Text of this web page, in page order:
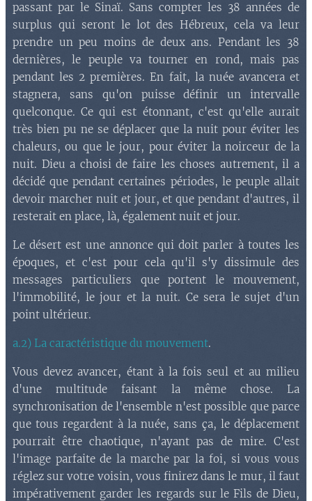
passant par le Sinaï. Sans compter les 38 années de
surplus qui seront le lot des Hébreux, cela va leur
prendre un peu moins de deux ans. Pendant les 38
dernières, le peuple va tourner en rond, mais pas
pendant les 2 premières. En fait, la nuée avancera et
stagnera, sans qu'on puisse définir un intervalle
quelconque. Ce qui est étonnant, c'est qu'elle aurait
très bien pu ne se déplacer que la nuit pour éviter les
chaleurs, ou que le jour, pour éviter la noirceur de la
nuit. Dieu a choisi de faire les choses autrement, il a
décidé que pendant certaines périodes, le peuple allait
devoir marcher nuit et jour, et que pendant d'autres, il
resterait en place, là, également nuit et jour.
Le désert est une annonce qui doit parler à toutes les
époques, et c'est pour cela qu'il s'y dissimule des
messages particuliers que portent le mouvement,
l'immobilité, le jour et la nuit. Ce sera le sujet d'un
point ultérieur.
a.2) La caractéristique du mouvement.
Vous devez avancer, étant à la fois seul et au milieu
d'une multitude faisant la même chose. La
synchronisation de l'ensemble n'est possible que parce
que tous regardent à la nuée, sans ça, le déplacement
pourrait être chaotique, n'ayant pas de mire. C'est
l'image parfaite de la marche par la foi, si vous vous
réglez sur votre voisin, vous finirez dans le mur, il faut
impérativement garder les regards sur le Fils de Dieu,